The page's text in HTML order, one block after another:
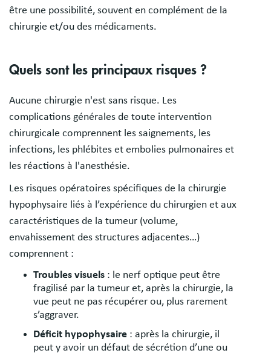
être une possibilité, souvent en complément de la
chirurgie et/ou des médicaments.
Quels sont les principaux risques ?
Aucune chirurgie n'est sans risque. Les
complications générales de toute intervention
chirurgicale comprennent les saignements, les
infections, les phlébites et embolies pulmonaires et
les réactions à l'anesthésie.
Les risques opératoires spécifiques de la chirurgie
hypophysaire liés à l’expérience du chirurgien et aux
caractéristiques de la tumeur (volume,
envahissement des structures adjacentes…)
comprennent :
Troubles visuels : le nerf optique peut être
fragilisé par la tumeur et, après la chirurgie, la
vue peut ne pas récupérer ou, plus rarement
s’aggraver.
Déficit hypophysaire : après la chirurgie, il
peut y avoir un défaut de sécrétion d’une ou